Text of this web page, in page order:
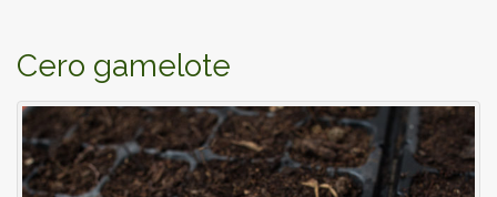
Cero gamelote